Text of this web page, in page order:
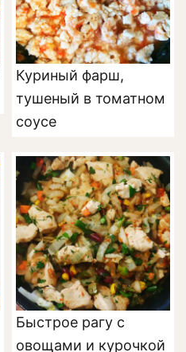
Куриный фарш,
тушеный в томатном
соусе
Быстрое рагу с
овощами и курочкой